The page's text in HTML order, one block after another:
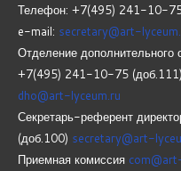
Телефон: +7(495) 241-10-
e-mail: secretary@art-
Отделение дополнительного
+7(495) 241-10-75
dho@art-lyceum.ru
Секретарь-референт
(доб.100) secretary@art-
Приемная комиссия